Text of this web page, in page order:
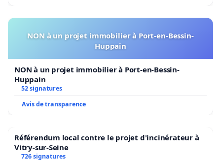
NON à un projet immobilier à Port-en-Bessin-
Huppain
NON à un projet immobilier à Port-en-Bessin-
Huppain
52 signatures
Avis de transparence
Référendum local contre le projet d'incinérateur à
Vitry-sur-Seine
726 signatures